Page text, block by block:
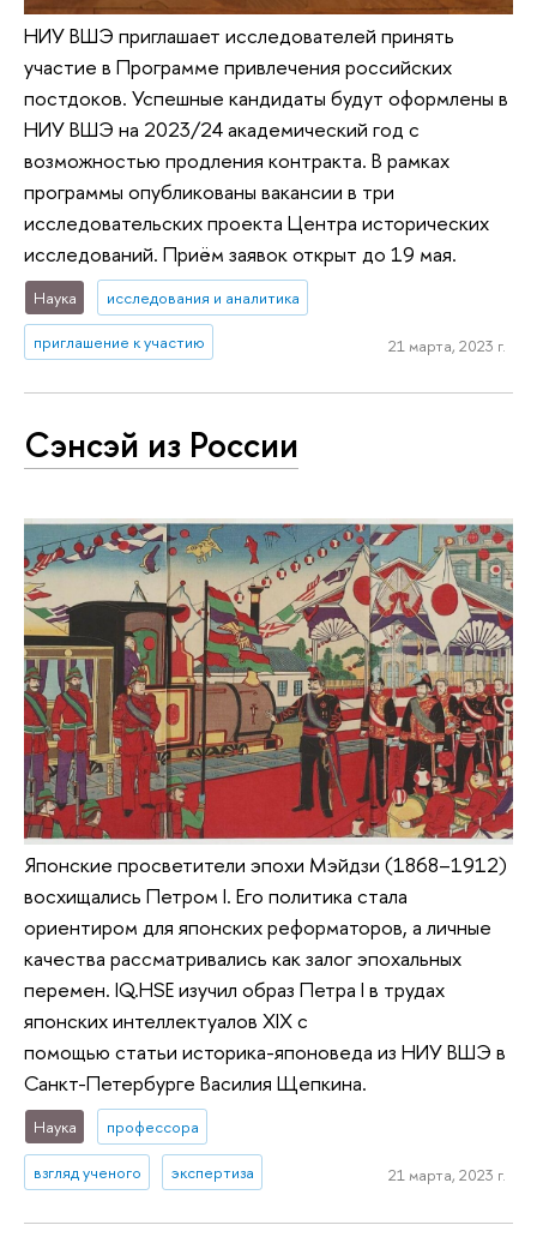
НИУ ВШЭ приглашает исследователей принять
участие в Программе привлечения российских
постдоков. Успешные кандидаты будут оформлены в
НИУ ВШЭ на 2023/24 академический год с
возможностью продления контракта. В рамках
программы опубликованы вакансии в три
исследовательских проекта Центра исторических
исследований. Приём заявок открыт до 19 мая.
Наука исследования и аналитика
приглашение к участию 21 марта, 2023 г.
Сэнсэй из России
Японские просветители эпохи Мэйдзи (1868–1912)
восхищались Петром I. Его политика стала
ориентиром для японских реформаторов, а личные
качества рассматривались как залог эпохальных
перемен. IQ.HSE изучил образ Петра I в трудах
японских интеллектуалов XIX с
помощью статьи историка-японоведа из НИУ ВШЭ в
Санкт-Петербурге Василия Щепкина.
Наука профессора
взгляд ученого экспертиза 21 марта, 2023 г.